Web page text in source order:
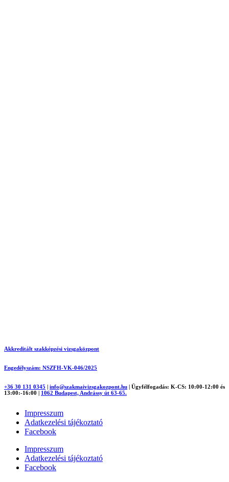
Akkreditált szakképzési vizsgaközpont
Engedélyszám: NSZFH-VK-046/2025
+36 30 131 0345 info@szakmaivizsgakozpont.hu
Ügyfélfogadás: K-CS: 10:00-12:00 és
13:00:-16:00
1062 Budapest, Andrássy út 63-65.
Impresszum
Adatkezelési tájékoztató
Facebook
Impresszum
Adatkezelési tájékoztató
Facebook